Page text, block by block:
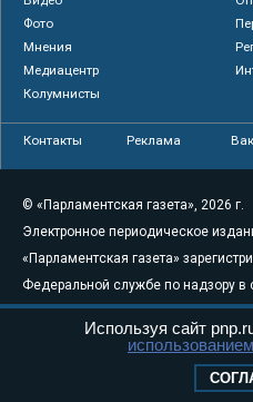
Фото
Мнения
Медиацентр
Колумнисты
Контакты Реклама
© «Парламентская газета», 2026 г.
Электронное периодическое
«Парламентская газета»
Федеральной службе по надзору в
связи, информационных
массовых коммуникаций
Свидетельство о регистрации Эл
Используя сайт